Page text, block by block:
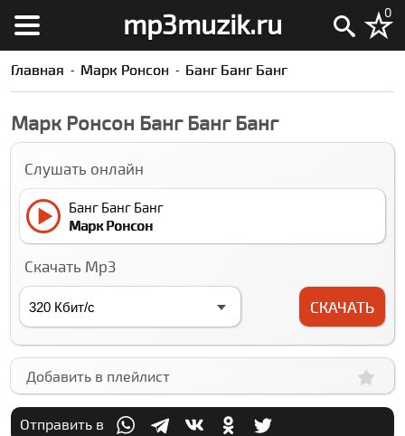
mp3muzik.ru 0
Главная Марк Ронсон Банг Банг Банг
Марк Ронсон Банг Банг Банг
Слушать онлайн
Банг Банг Банг
Марк Ронсон
Скачать Mp3
СКАЧАТЬ
Добавить в плейлист
Отправить в